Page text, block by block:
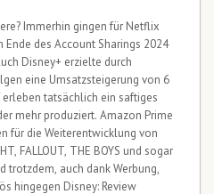
Immerhin gingen für Netflix
des Account Sharings 2024
Disney+ erzielte durch
eine Umsatzsteigerung von 6
tatsächlich ein saftiges
mehr produziert. Amazon Prime
für die Weiterentwicklung von
FALLOUT, THE BOYS und sogar
trotzdem, auch dank Werbung,
hingegen Disney: Review